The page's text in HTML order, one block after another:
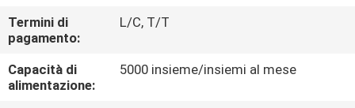
CITAZIONE
NOTIZIE
Termini di
pagamento:
L/C, T/T
Capacità di
alimentazione:
5000 insieme/insiemi al mese